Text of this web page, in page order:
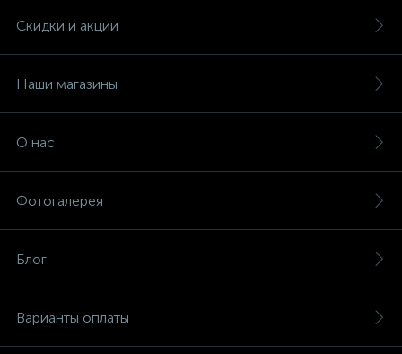
Скидки и акции
Наши магазины
О нас
Фотогалерея
Блог
Варианты оплаты